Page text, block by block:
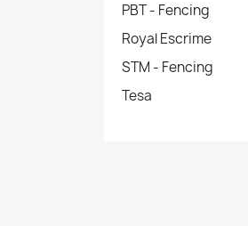
PBT - Fencing
Royal Escrime
STM - Fencing
Tesa